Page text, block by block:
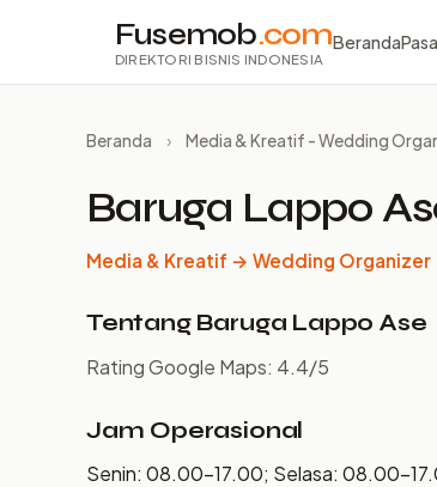
Fusemob.com
DIREKTORI BISNIS INDONESIA
Beranda
Beranda › Media & Kreatif - Wedding
Baruga Lappo
Media & Kreatif → Wedding Organizer
Tentang Baruga Lappo Ase
Rating Google Maps: 4.4/5
Jam Operasional
Senin: 08.00–17.00; Selasa: